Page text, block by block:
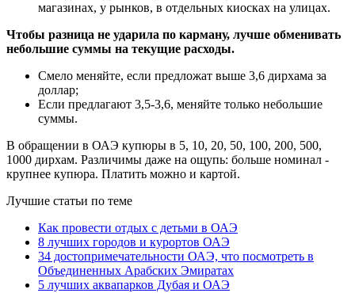
магазинах, у рынков, в отдельных киосках на улицах.
Чтобы разница не ударила по карману, лучше обменивать
небольшие суммы на текущие расходы.
Смело меняйте, если предложат выше 3,6 дирхама за
доллар;
Если предлагают 3,5-3,6, меняйте только небольшие
суммы.
В обращении в ОАЭ купюры в 5, 10, 20, 50, 100, 200, 500,
1000 дирхам. Различимы даже на ощупь: больше номинал -
крупнее купюра. Платить можно и картой.
Лучшие статьи по теме
Как провести отдых с детьми в ОАЭ
8 лучших городов и курортов ОАЭ
34 достопримечательности ОАЭ, что посмотреть в
Объединенных Арабских Эмиратах
5 лучших аквапарков Дубая и ОАЭ